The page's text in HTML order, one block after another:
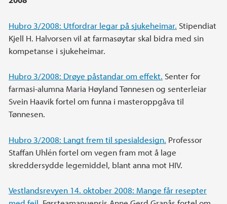
Hubro 3/2008: Utfordrar legar på sjukeheimar. Stipendiat
Kjell H. Halvorsen vil at farmasøytar skal bidra med sin
kompetanse i sjukeheimar.
Hubro 3/2008: Drøye påstandar om effekt. Senter for
farmasi-alumna Maria Høyland Tønnesen og senterleiar
Svein Haavik fortel om funna i masteroppgåva til
Tønnesen.
Hubro 3/2008: Langt frem til spesialdesign. Professor
Staffan Uhlén fortel om vegen fram mot å lage
skreddersydde legemiddel, blant anna mot HIV.
Vestlandsrevyen 14. oktober 2008: Mange får resepter